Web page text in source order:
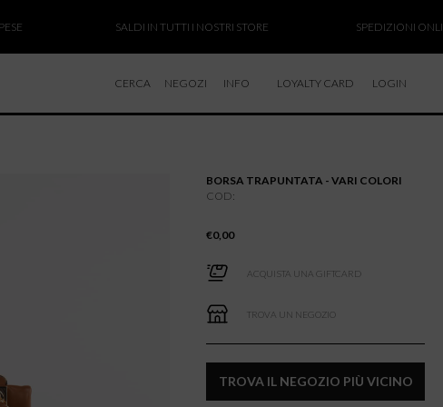
SALDI IN TUTTI I NOSTRI STORE SPEDIZIONI ONLINE
CERCA NEGOZI INFO
RESI E RIMBORSI
LOYALTY CARD LOGIN
BORSA TRAPUNTATA - VARI COLORI
COD:
€0,00
ACQUISTA UNA GIFTCARD
TROVA UN NEGOZIO
TROVA IL NEGOZIO PIÙ VICINO